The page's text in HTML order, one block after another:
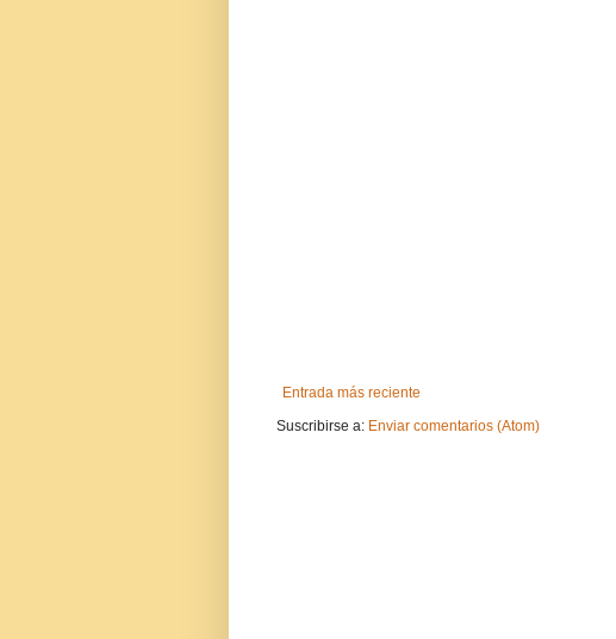
Entrada más reciente
Suscribirse a: Enviar comentarios (Atom)